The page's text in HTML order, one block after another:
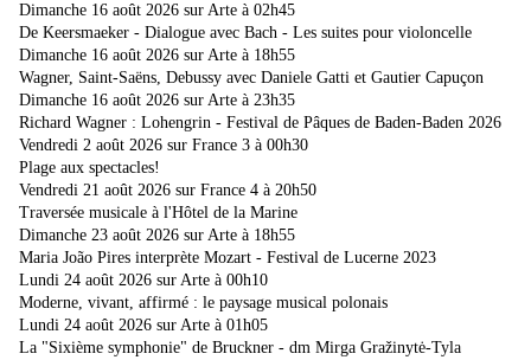
Dimanche 16 août 2026 sur Arte à 02h45
De Keersmaeker - Dialogue avec Bach - Les suites pour violoncelle
Dimanche 16 août 2026 sur Arte à 18h55
Wagner, Saint-Saëns, Debussy avec Daniele Gatti et Gautier Capuçon
Dimanche 16 août 2026 sur Arte à 23h35
Richard Wagner : Lohengrin - Festival de Pâques de Baden-Baden 2026
Vendredi 2 août 2026 sur France 3 à 00h30
Plage aux spectacles!
Vendredi 21 août 2026 sur France 4 à 20h50
Traversée musicale à l'Hôtel de la Marine
Dimanche 23 août 2026 sur Arte à 18h55
Maria João Pires interprète Mozart - Festival de Lucerne 2023
Lundi 24 août 2026 sur Arte à 00h10
Moderne, vivant, affirmé : le paysage musical polonais
Lundi 24 août 2026 sur Arte à 01h05
La "Sixième symphonie" de Bruckner - dm Mirga Gražinytė-Tyla